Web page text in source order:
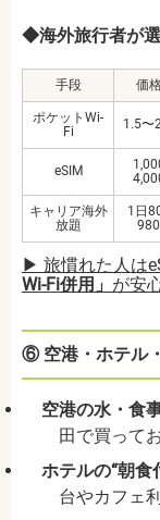
◆海外旅行者が
手段 価
ポケットWi-
Fi
1.5〜
eSIM
キャリア海外
放題
1日
▶ 旅慣れた人は
Wi-Fi併用」 が安
⑥ 空港・ホテル
空港の水・食
田で買って
ホテルの“朝食
台やカフェ